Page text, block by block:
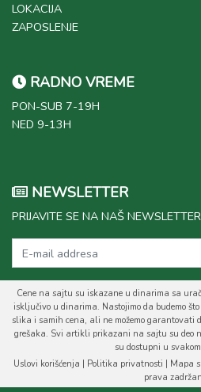
LOKACIJA
ZAPOSLENJE
RADNO VREME
PON-SUB 7-19H
NED 9-13H
NEWSLETTER
PRIJAVITE SE NA NAŠ NEWSLETTER
Cene na sajtu su iskazane u dinarima sa
isključivo u dinarima. Nastojimo da budemo
slika i samih cena, ali ne možemo garantovati
grešaka. Svi artikli prikazani na sajtu su deo
su dostupni u
Uslovi korišćenja
Politika privatnosti Mapa
prava